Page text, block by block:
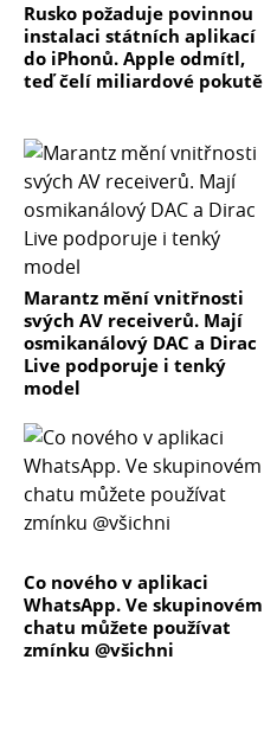
Rusko požaduje povinnou
instalaci státních aplikací
do iPhonů. Apple odmítl,
teď čelí miliardové pokutě
Marantz mění vnitřnosti
svých AV receiverů. Mají
osmikanálový DAC a Dirac
Live podporuje i tenký
model
Co nového v aplikaci
WhatsApp. Ve skupinovém
chatu můžete používat
zmínku @všichni